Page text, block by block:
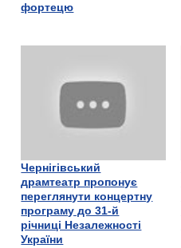
фортецю
Чернігівський
драмтеатр пропонує
переглянути концертну
програму до 31-й
річниці Незалежності
України